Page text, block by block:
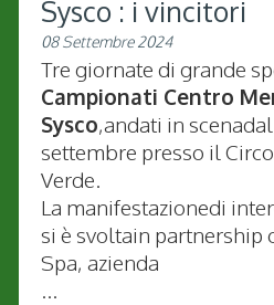
Sysco : i vincitori
08 Settembre 2024
Tre giornate di grande
Campionati Centro
Sysco,andati in
settembre presso il
Verde.​
La manifestazionedi
si è svoltain partnership
Spa, azienda
...